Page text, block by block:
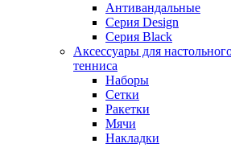
Антивандальные
Серия Design
Серия Black
Аксессуары для
тенниса
Наборы
Сетки
Ракетки
Мячи
Накладки